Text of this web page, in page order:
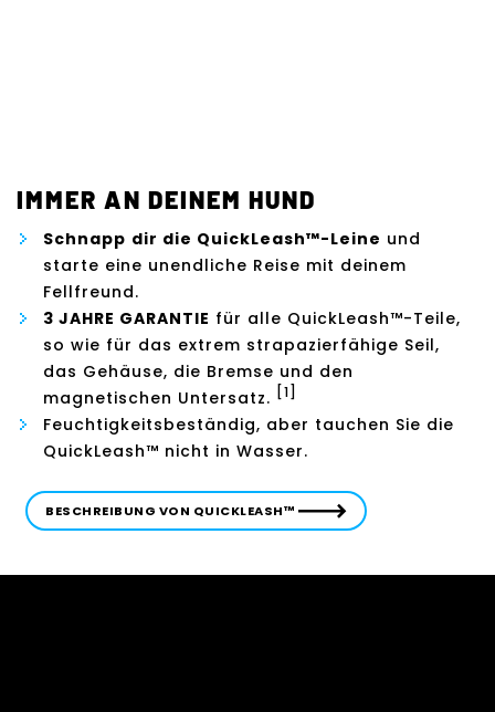
IMMER AN DEINEM HUND
Schnapp dir die QuickLeash™-Leine und
starte eine unendliche Reise mit deinem
Fellfreund.
3 JAHRE GARANTIE für alle QuickLeash™-Teile,
so wie für das extrem strapazierfähige Seil,
das Gehäuse, die Bremse und den
magnetischen Untersatz. [1]
Feuchtigkeitsbeständig, aber tauchen Sie die
QuickLeash™ nicht in Wasser.
BESCHREIBUNG VON QUICKLEASH™